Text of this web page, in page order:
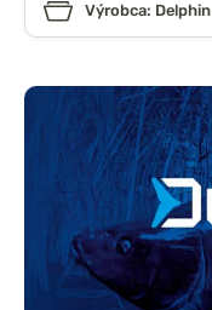
Výrobca: Delphin